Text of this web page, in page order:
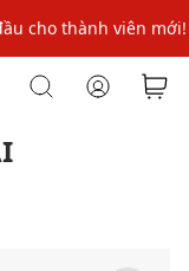
cho thành viên mới!
thanh toán trực tuyến